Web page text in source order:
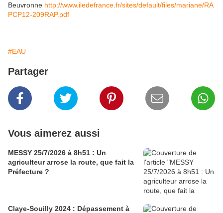
Beuvronne http://www.iledefrance.fr/sites/default/files/mariane/RA
PCP12-209RAP.pdf
#EAU
Partager
Vous aimerez aussi
MESSY 25/7/2026 à 8h51 : Un
agriculteur arrose la route, que fait la
Préfecture ?
Claye-Souilly 2024 : Dépassement à